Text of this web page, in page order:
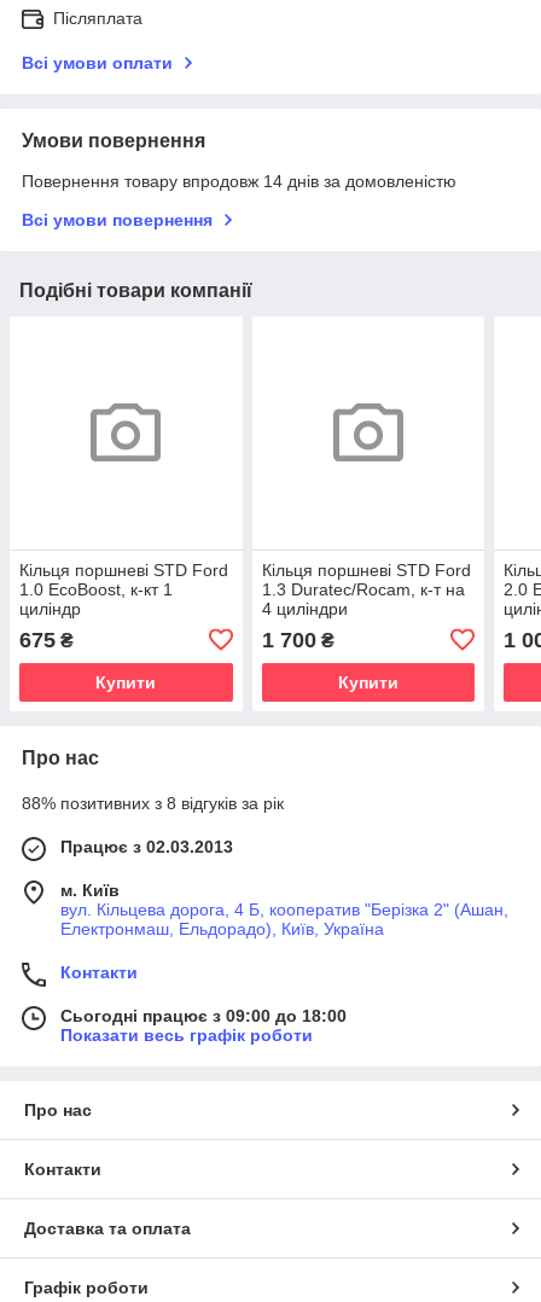
Післяплата
Всі умови оплати
Умови повернення
Повернення товару впродовж 14 днів за домовленістю
Всі умови повернення
Подібні товари компанії
Кільця поршневі STD Ford
1.0 EcoBoost, к-кт 1
циліндр
675 ₴
Купити
Кільця поршневі STD Ford
1.3 Duratec/Rocam, к-т на
4 циліндри
1 700₴
Купити
2.0
1
Про нас
88% позитивних з 8 відгуків за рік
Працює з 02.03.2013
м. Київ
вул. Кільцева дорога, 4 Б, кооператив "Берізка 2" (Ашан,
Електронмаш, Ельдорадо), Київ, Україна
Контакти
Сьогодні працює з 09:00 до 18:00
Показати весь графік роботи
Про нас
Контакти
Доставка та оплата
Графік роботи